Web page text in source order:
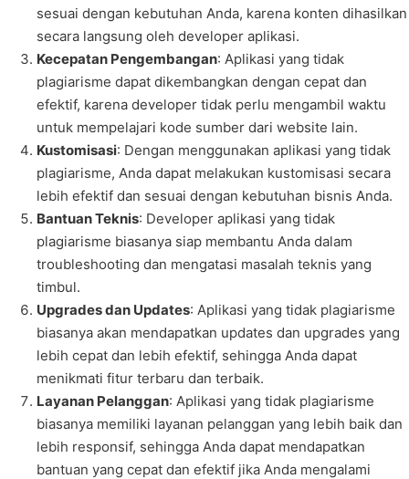
sesuai dengan kebutuhan Anda, karena konten dihasilkan
secara langsung oleh developer aplikasi.
Kecepatan Pengembangan: Aplikasi yang tidak
plagiarisme dapat dikembangkan dengan cepat dan
efektif, karena developer tidak perlu mengambil waktu
untuk mempelajari kode sumber dari website lain.
Kustomisasi: Dengan menggunakan aplikasi yang tidak
plagiarisme, Anda dapat melakukan kustomisasi secara
lebih efektif dan sesuai dengan kebutuhan bisnis Anda.
Bantuan Teknis: Developer aplikasi yang tidak
plagiarisme biasanya siap membantu Anda dalam
troubleshooting dan mengatasi masalah teknis yang
timbul.
Upgrades dan Updates: Aplikasi yang tidak plagiarisme
biasanya akan mendapatkan updates dan upgrades yang
lebih cepat dan lebih efektif, sehingga Anda dapat
menikmati fitur terbaru dan terbaik.
Layanan Pelanggan: Aplikasi yang tidak plagiarisme
biasanya memiliki layanan pelanggan yang lebih baik dan
lebih responsif, sehingga Anda dapat mendapatkan
bantuan yang cepat dan efektif jika Anda mengalami